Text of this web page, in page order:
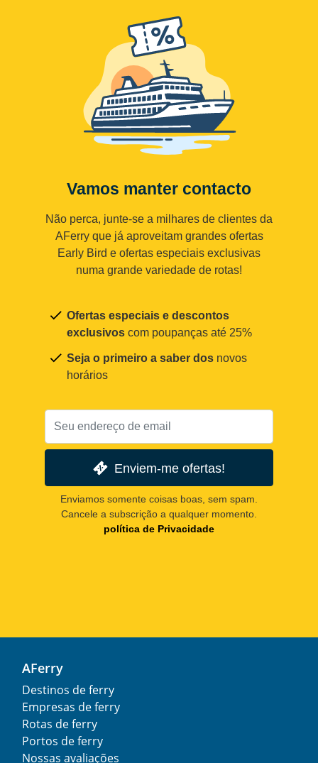
Vamos manter contacto
Não perca, junte-se a milhares de clientes da
AFerry que já aproveitam grandes ofertas
Early Bird e ofertas especiais exclusivas
numa grande variedade de rotas!
Ofertas especiais e descontos
exclusivos com poupanças até 25%
Seja o primeiro a saber dos novos
horários
Enviem-me ofertas!
Enviamos somente coisas boas, sem spam.
Cancele a subscrição a qualquer momento.
política de Privacidade
AFerry
Destinos de ferry
Empresas de ferry
Rotas de ferry
Portos de ferry
Nossas avaliações